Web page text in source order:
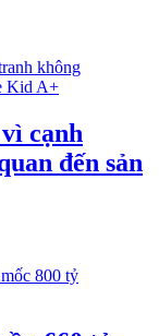
cạnh
đến sản